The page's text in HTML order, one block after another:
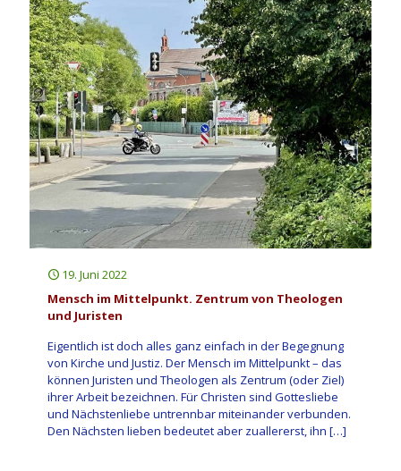
19. Juni 2022
Mensch im Mittelpunkt. Zentrum von Theologen
und Juristen
Eigentlich ist doch alles ganz einfach in der Begegnung
von Kirche und Justiz. Der Mensch im Mittelpunkt – das
können Juristen und Theologen als Zentrum (oder Ziel)
ihrer Arbeit bezeichnen. Für Christen sind Gottesliebe
und Nächstenliebe untrennbar miteinander verbunden.
Den Nächsten lieben bedeutet aber zuallererst, ihn […]